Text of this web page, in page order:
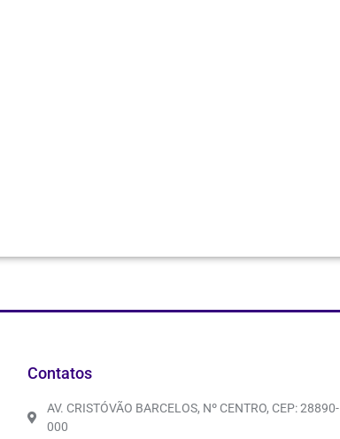
Contatos
AV. CRISTÓVÃO BARCELOS, Nº CENTRO, CEP: 28890-
000